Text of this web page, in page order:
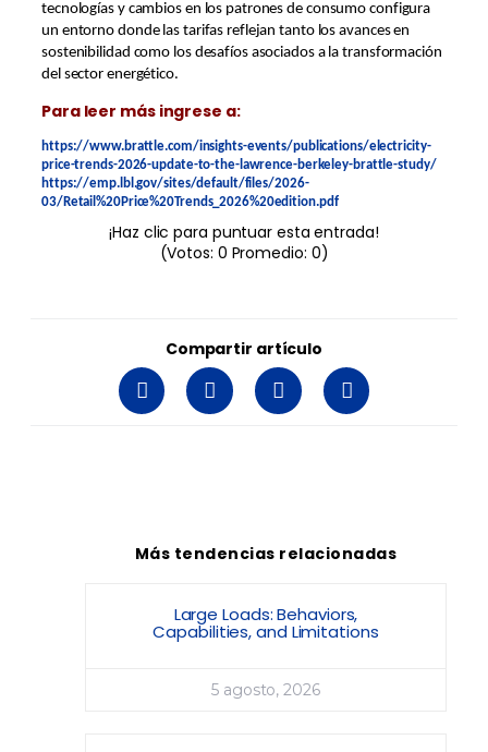
tecnologías y cambios en los patrones de consumo configura
un entorno donde las tarifas reflejan tanto los avances en
sostenibilidad como los desafíos asociados a la transformación
del sector energético.
Para leer más ingrese a:
https://www.brattle.com/insights-events/publications/electricity-
price-trends-2026-update-to-the-lawrence-berkeley-brattle-study/
https://emp.lbl.gov/sites/default/files/2026-
03/Retail%20Price%20Trends_2026%20edition.pdf
¡Haz clic para puntuar esta entrada!
(Votos: 0 Promedio: 0)
Compartir artículo
Más tendencias relacionadas
Large Loads: Behaviors,
Capabilities, and Limitations
5 agosto, 2026